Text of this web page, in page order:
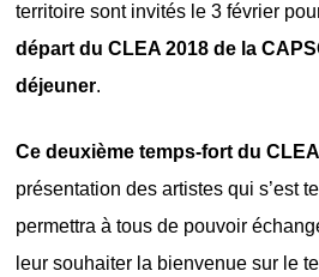
territoire sont invités le 3 février
départ du CLEA 2018 de la
déjeuner.
Ce deuxième temps-fort du CLEA
présentation des artistes qui s’est
permettra à tous de pouvoir
leur souhaiter la bienvenue sur le